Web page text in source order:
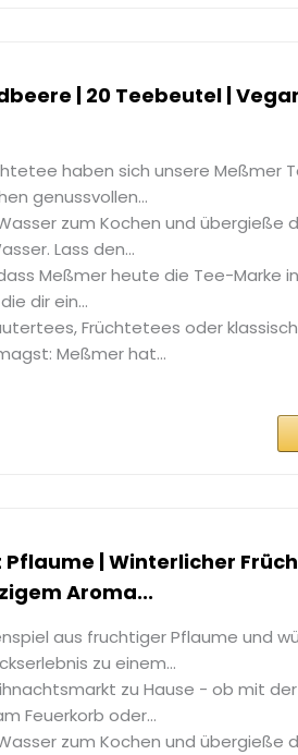
| 20 Teebeutel |
haben sich unsere Meßmer
genussvollen...
zum Kochen und übergieße
Lass den...
Meßmer heute die Tee-Marke
dir ein...
Früchtetees oder
Meßmer hat...
Pflaume | Winterlicher
Aroma...
aus fruchtiger Pflaume und
zu einem...
zu Hause - ob mit
Feuerkorb oder...
zum Kochen und übergieße